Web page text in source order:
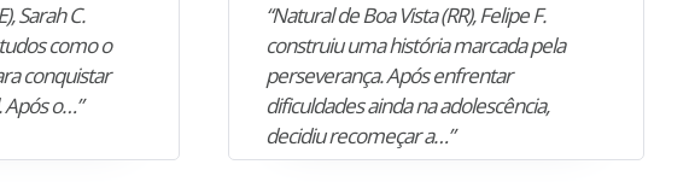
Sarah C.
como o
conquistar
o…”
“Natural de Boa Vista (RR), Felipe F.
construiu uma história marcada pela
perseverança. Após enfrentar
dificuldades ainda na adolescência,
decidiu recomeçar a…”